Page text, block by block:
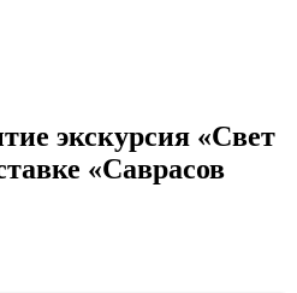
экскурсия «Свет
«Саврасов